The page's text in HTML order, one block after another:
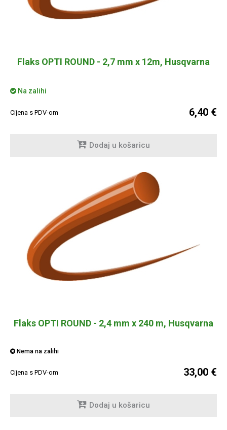
Flaks OPTI ROUND - 2,7 mm x 12m, Husqvarna
Na zalihi
Cijena s PDV-om 6,40 €
Dodaj u košaricu
Flaks OPTI ROUND - 2,4 mm x 240 m, Husqvarna
Nema na zalihi
Cijena s PDV-om 33,00 €
Dodaj u košaricu